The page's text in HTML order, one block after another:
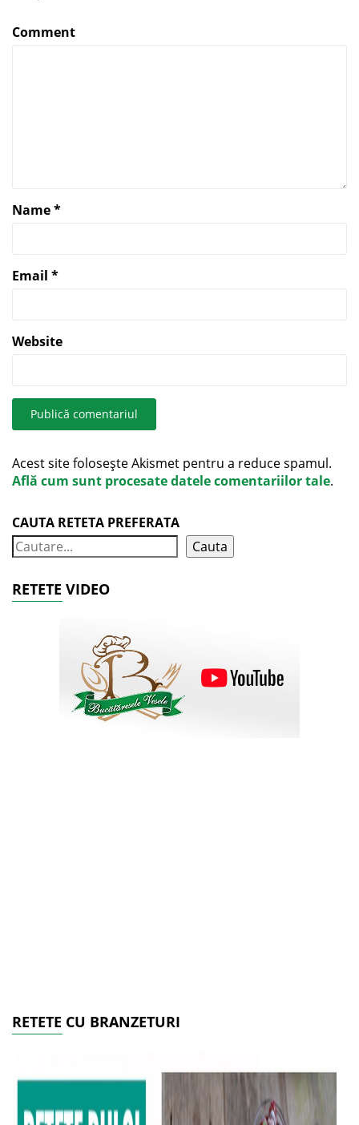
Comment
Name*
Email *
Website
Acest site folosește Akismet pentru a reduce spamul.
Află cum sunt procesate datele comentariilor tale.
CAUTA RETETA PREFERATA
Cauta
RETETE VIDEO
RETETE CU BRANZETURI